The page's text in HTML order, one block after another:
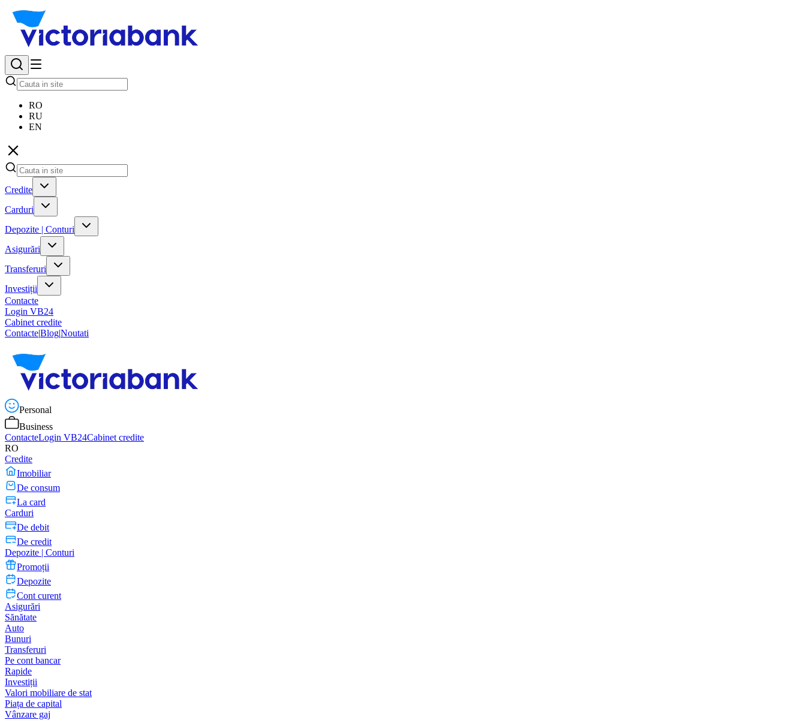
RO
RU
EN
Credite
Carduri
Depozite | Conturi
Asigurări
Transferuri
Investiții
Contacte
Login VB24
Cabinet credite
Contacte|Blog|Noutati
Personal
Business
ContacteLogin VB24Cabinet credite
RO
Credite
Imobiliar
De consum
La card
Carduri
De debit
De credit
Depozite | Conturi
Promoții
Depozite
Cont curent
Asigurări
Sănătate
Auto
Bunuri
Transferuri
Pe cont bancar
Rapide
Investiții
Valori mobiliare de stat
Piața de capital
Vânzare gaj